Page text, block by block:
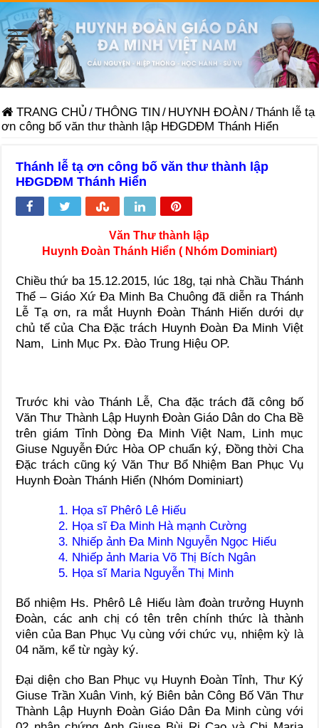
TRANG CHỦ /THÔNG TIN / HUYNH ĐOÀN /Thánh lễ tạ
ơn công bố văn thư thành lập HĐGDĐM Thánh Hiển
Thánh lễ tạ ơn công bố văn thư thành lập
HĐGDĐM Thánh Hiển
Văn Thư thành lập
Huynh Đoàn Thánh Hiển ( Nhóm Dominiart)
Chiều thứ ba 15.12.2015, lúc 18g, tại nhà Chầu Thánh
Thể – Giáo Xứ Đa Minh Ba Chuông đã diễn ra Thánh
Lễ Tạ ơn, ra mắt Huynh Đoàn Thánh Hiến dưới dự
chủ tế của Cha Đặc trách Huynh Đoàn Đa Minh Việt
Nam, Linh Mục Px. Đào Trung Hiệu OP.
Trước khi vào Thánh Lễ, Cha đặc trách đã công bố
Văn Thư Thành Lập Huynh Đoàn Giáo Dân do Cha Bề
trên giám Tỉnh Dòng Đa Minh Việt Nam, Linh mục
Giuse Nguyễn Đức Hòa OP chuẩn ký, Đồng thời Cha
Đặc trách cũng ký Văn Thư Bổ Nhiệm Ban Phục Vụ
Huynh Đoàn Thánh Hiển (Nhóm Dominiart)
1. Họa sĩ Phêrô Lê Hiếu
2. Họa sĩ Đa Minh Hà mạnh Cường
3. Nhiếp ảnh Đa Minh Nguyễn Ngọc Hiếu
4. Nhiếp ảnh Maria Võ Thị Bích Ngân
5. Họa sĩ Maria Nguyễn Thị Minh
Bổ nhiệm Hs. Phêrô Lê Hiếu làm đoàn trưởng Huynh
Đoàn, các anh chị có tên trên chính thức là thành
viên của Ban Phục Vụ cùng với chức vụ, nhiệm kỳ là
04 năm, kể từ ngày ký.
Đại diện cho Ban Phục vụ Huynh Đoàn Tỉnh, Thư Ký
Giuse Trần Xuân Vinh, ký Biên bản Công Bố Văn Thư
Thành Lập Huynh Đoàn Giáo Dân Đa Minh cùng với